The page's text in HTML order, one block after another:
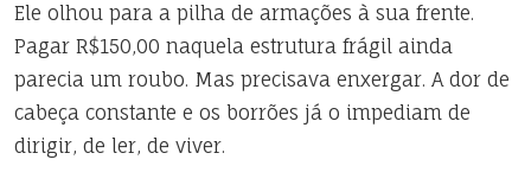
Ele olhou para a pilha de armações à sua frente.
Pagar R$150,00 naquela estrutura frágil ainda
parecia um roubo. Mas precisava enxergar. A dor de
cabeça constante e os borrões já o impediam de
dirigir, de ler, de viver.